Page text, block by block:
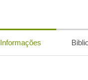
Informações